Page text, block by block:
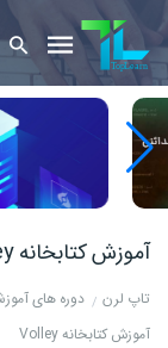
آموزش کتابخانه Volley
تاپ لرن دوره های
آموزش کتابخانه Volley